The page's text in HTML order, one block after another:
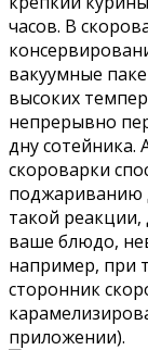
часов. В
вакуумные
высоких
непрерывно
дну сотейника.
скороварки
поджариванию
такой
ваше блюдо,
например, при
сторонник
приложении).